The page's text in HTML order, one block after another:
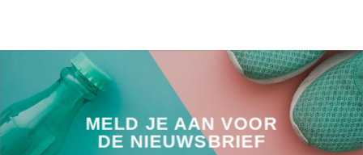
MELD JE AAN VOOR
DE NIEUWSBRIEF